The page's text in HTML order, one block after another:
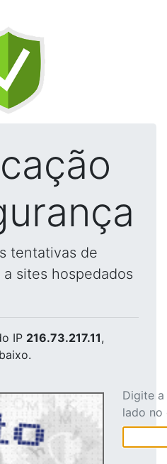
tentativas de
sites hospedados
IP 216.73.217.11,
Digite
lado no